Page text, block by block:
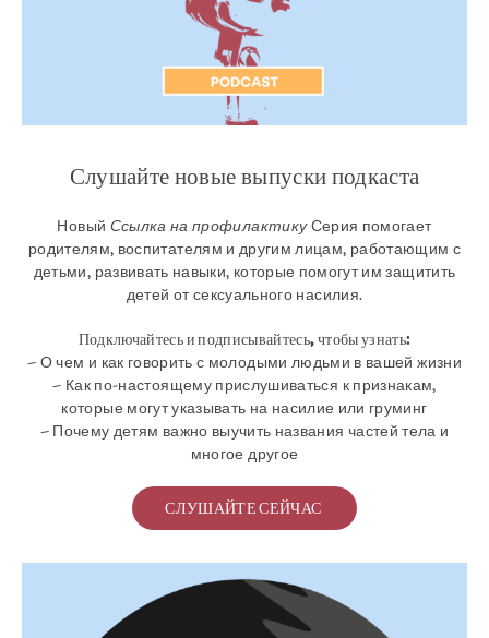
Профилактика и образование
Слушайте новые выпуски подкаста
Новый Ссылка на профилактикуСерия помогает
родителям, воспитателям и другим лицам, работающим с
детьми, развивать навыки, которые помогут им защитить
детей от сексуального насилия.
Подключайтесь и подписывайтесь, чтобы узнать:
– О чем и как говорить с молодыми людьми в вашей жизни
– Как по-настоящему прислушиваться к признакам,
которые могут указывать на насилие или груминг
– Почему детям важно выучить названия частей тела и
многое другое
СЛУШАЙТЕ СЕЙЧАС